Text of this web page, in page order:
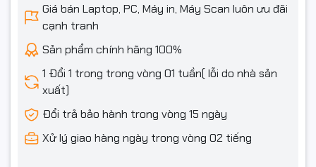
Giá bán Laptop, PC, Máy in, Máy Scan luôn ưu đãi
cạnh tranh
Sản phẩm chính hãng 100%
1 Đổi 1 trong trong vòng 01 tuần( lỗi do nhà sản
xuất)
Đổi trả bảo hành trong vòng 15 ngày
Xử lý giao hàng ngày trong vòng 02 tiếng